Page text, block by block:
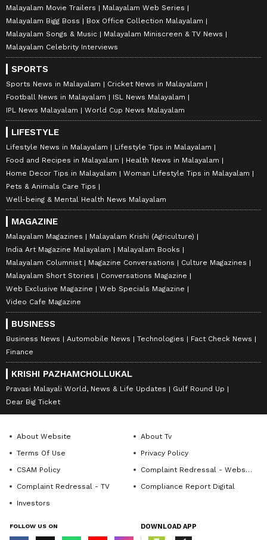
Malayalam Movie Trailers
Malayalam Web Series
Malayalam Bigg Boss
Box Office Collection Malayalam
Malayalam Songs & Music
Malayalam Miniscreen & TV News
Malayalam Celebrity Interviews
SPORTS
Sports News in Malayalam
Cricket News in Malayalam
Football News in Malayalam
ISL News Malayalam
IPL News Malayalam
World Cup News Malayalam
LIFESTYLE
Lifestyle News in Malayalam
Lifestyle Tips in Malayalam
Food and Recipes in Malayalam
Health News in Malayalam
Home Decor Tips in Malayalam
Woman Lifestyle Tips in Malayalam
Pets & Animals Care Tips
Well-being & Mental Health News Malayalam
MAGAZINE
Malayalam Magazines
Malayalam Krishi (Agriculture)
India Art Magazine Malayalam
Malayalam Books
Malayalam Columnist
Magazine Conversations
Culture Magazines
Malayalam Short Stories
Conversations Magazine
Web Exclusive Magazine
Web Specials Magazine
Video Cafe Magazine
BUSINESS
Business News Automobile News Technologies
Fact Check News
Finance
KRISHI PAZHAMCHOLLUKAL
Pravasi Malayali World, News & Life Updates
Gulf Round Up
Dear Big Ticket
About Website
About Tv
Terms Of Use
Privacy Policy
CSAM Policy
Complaint Redressal - Website
Complaint Redressal - TV
Compliance Report Digital
Investors
FOLLOW US ON DOWNLOAD APP